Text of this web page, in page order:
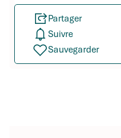
Partager
Suivre
Sauvegarder